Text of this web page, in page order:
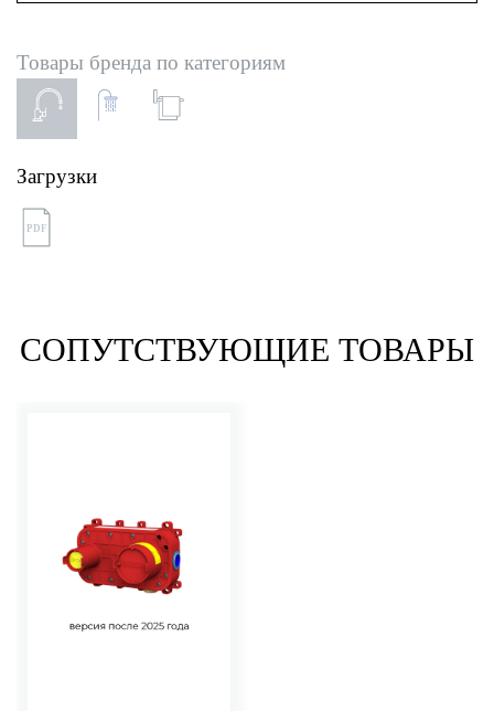
Товары бренда по категориям
Загрузки
PDF
СОПУТСТВУЮЩИЕ ТОВАРЫ